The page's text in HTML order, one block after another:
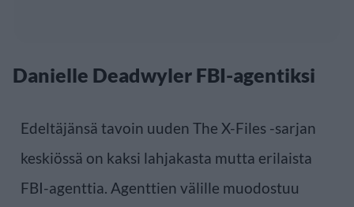
Danielle Deadwyler FBI-agentiksi
Edeltäjänsä tavoin uuden The X-Files -sarjan
keskiössä on kaksi lahjakasta mutta erilaista
FBI-agenttia. Agenttien välille muodostuu